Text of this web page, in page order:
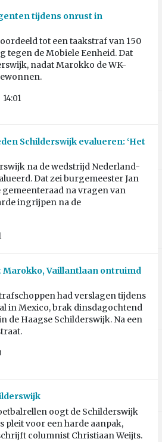
tijdens onrust in
tot een taakstraf van 150
de Mobiele Eenheid. Dat
nadat Marokko de WK-
14:01
Schilderswijk evalueren: ‘Het
na de wedstrijd Nederland-
Dat zei burgemeester Jan
na vragen van
ingrijpen na de
Vaillantlaan ontruimd
had verslagen tijdens
in Mexico, brak dinsdagochtend
de Haagse Schilderswijk. Na een
oogt de Schilderswijk
pleit voor een harde aanpak,
columnist Christiaan Weijts.